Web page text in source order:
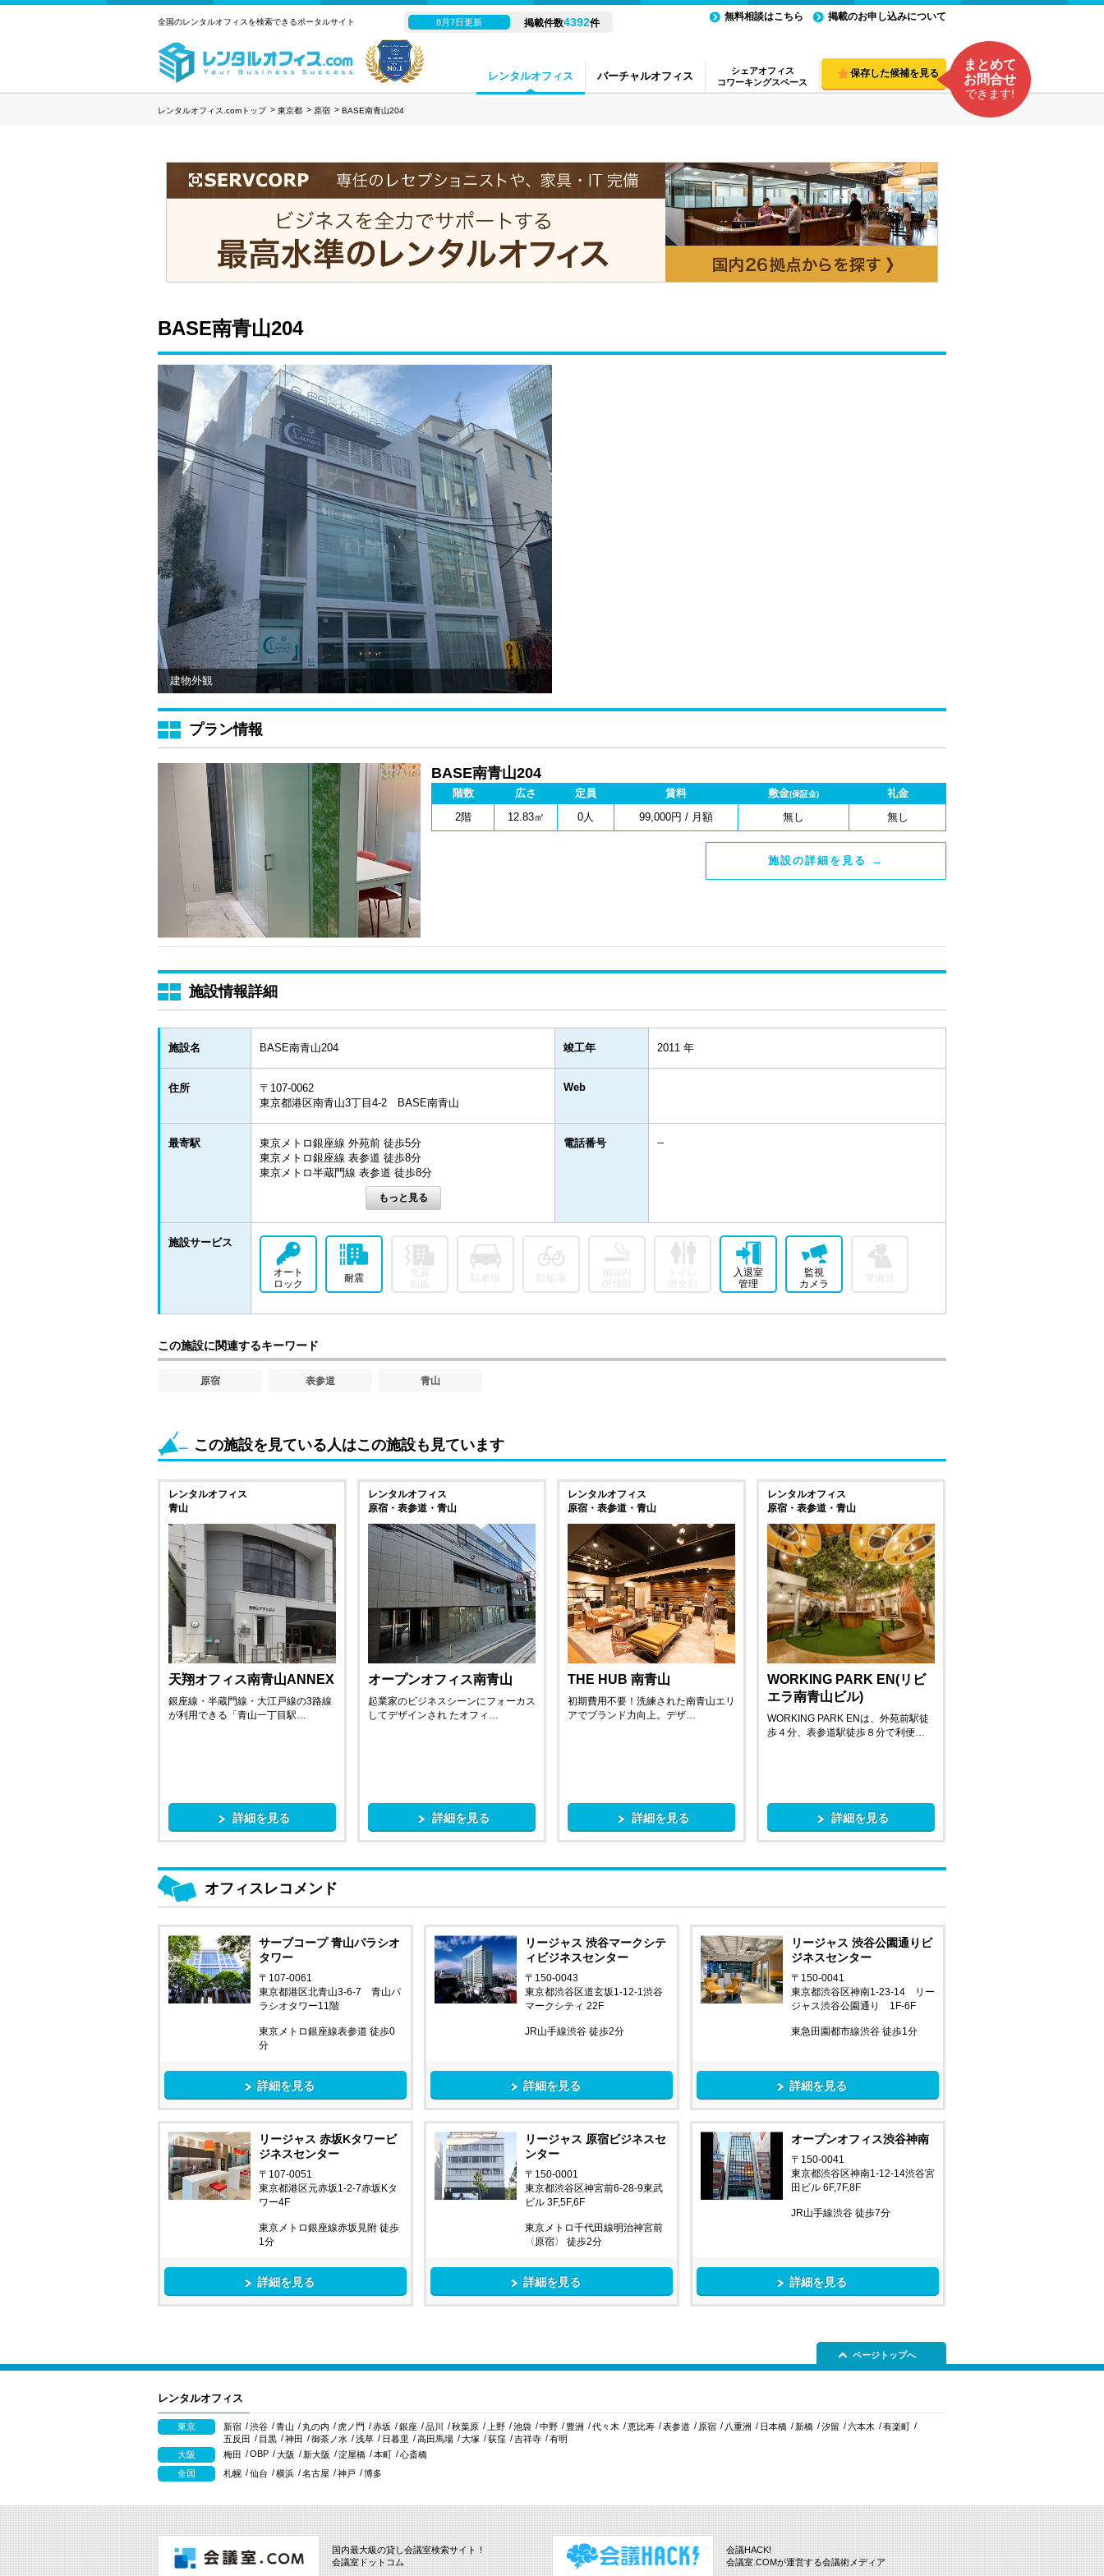
レンタルオフィス バーチャルオフィス
シェアオフィス
コワーキングスペース
全国のレンタルオフィスを検索できるポータルサイト 8月7日更新 掲載件数4392件
無料相談はこちら 掲載のお申し込みについて
保存した候補を見る
まとめて
お問合せ
できます!
レンタルオフィス.comトップ 東京都 原宿 BASE南青山204
BASE南青山204
建物外観
プラン情報
BASE南青山204
階数 広さ 定員 賃料 敷金(保証金)
礼金
2階
12.83㎡ 0人 99,000円 / 月額 無し 無し
施設の詳細を見る →
施設情報詳細
施設名 BASE南青山204 竣工年 2011 年
住所
〒107-0062
東京都港区南青山3丁目4-2 BASE南青山
Web
最寄駅
東京メトロ銀座線 外苑前 徒歩5分
東京メトロ銀座線 表参道 徒歩8分
東京メトロ半蔵門線 表参道 徒歩8分
電話番号 --
施設サービス
オート
ロック
耐震
免震
制振
駐輪場
施設内
喫煙所
トイレ
男女別
入退室
管理
監視
カメラ
この施設に関連するキーワード
原宿 表参道 青山
この施設を見ている人はこの施設も見ています
レンタルオフィス
青山
天翔オフィス南青山ANNEX
銀座線・半蔵門線・大江戸線の3路線
が利用できる「青山一丁目駅…
詳細を見る
レンタルオフィス
原宿・表参道・青山
オープンオフィス南青山
起業家のビジネスシーンにフォーカス
してデザインされ たオフィ…
詳細を見る
レンタルオフィス
原宿・表参道・青山
THE HUB 南青山
初期費用不要！洗練された南青山エリ
アでブランド力向上。デザ…
詳細を見る
レンタルオフィス
原宿・表参道・青山
WORKING PARK EN(リビ
エラ南青山ビル)
WORKING PARK ENは、外苑前駅徒
歩４分、表参道駅徒歩８分で利便…
詳細を見る
オフィスレコメンド
サーブコープ 青山パラシオ
タワー
〒107-0061
東京都港区北青山3-6-7 青山パ
ラシオタワー11階
東京メトロ銀座線表参道 徒歩0
分
詳細を見る
リージャス 渋谷マークシテ
ィビジネスセンター
〒150-0043
東京都渋谷区道玄坂1-12-1渋谷
マークシティ 22F
JR山手線渋谷 徒歩2分
詳細を見る
リージャス 渋谷公園通りビ
ジネスセンター
〒150-0041
東京都渋谷区神南1-23-14 リー
ジャス渋谷公園通り 1F-6F
東急田園都市線渋谷 徒歩1分
詳細を見る
リージャス 赤坂Kタワービ
ジネスセンター
〒107-0051
東京都港区元赤坂1-2-7赤坂Kタ
ワー4F
東京メトロ銀座線赤坂見附 徒歩
1分
詳細を見る
リージャス 原宿ビジネスセ
ンター
〒150-0001
東京都渋谷区神宮前6-28-9東武
ビル 3F,5F,6F
東京メトロ千代田線明治神宮前
〈原宿〉 徒歩2分
詳細を見る
オープンオフィス渋谷神南
〒150-0041
東京都渋谷区神南1-12-14渋谷宮
田ビル 6F,7F,8F
JR山手線渋谷 徒歩7分
詳細を見る
ページトップへ
レンタルオフィス
東京 新宿 渋谷 青山 丸の内 虎ノ門 赤坂 銀座 品川 秋葉原 上野 池袋 中野 豊洲 代々木 恵比寿 表参道 原宿 八重洲 日本橋 新橋 汐留 六本木
有楽町
五反田
目黒 神田 御茶ノ水 浅草 日暮里 高田馬場 大塚 荻窪 吉祥寺
有明
大阪
梅田 OBP 大阪 新大阪 淀屋橋 本町
心斎橋
全国
札幌 仙台 横浜 名古屋 神戸 博多
国内最大級の貸し会議室検索サイト！
会議室ドットコム
会議HACK!
会議室.COMが運営する会議術メディア